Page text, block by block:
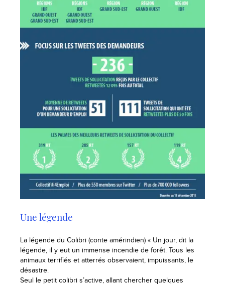
Une légende
La légende du Colibri (conte amérindien) « Un jour, dit la
légende, il y eut un immense incendie de forêt. Tous les
animaux terrifiés et atterrés observaient, impuissants, le
désastre.
Seul le petit colibri s’active, allant chercher quelques